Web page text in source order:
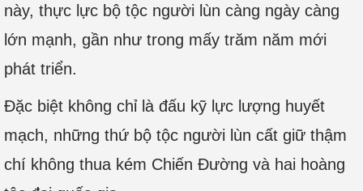
này, thực lực bộ tộc người lùn càng ngày càng
lớn mạnh, gần như trong mấy trăm năm mới
phát triển.
Đặc biệt không chỉ là đấu kỹ lực lượng huyết
mạch, những thứ bộ tộc người lùn cất giữ thậm
chí không thua kém Chiến Đường và hai hoàng